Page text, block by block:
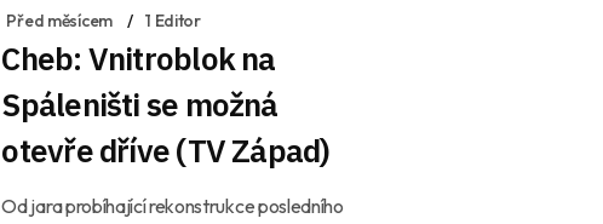
Před měsícem 1 Editor
Cheb: Vnitroblok na
Spáleništi se možná
otevře dříve (TV Západ)
Od jara probíhající rekonstrukce posledního